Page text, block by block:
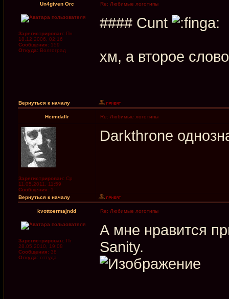
Un4given Orc Re: Любимые логотипы
Зарегистрирован: Пн
18.12.2006, 02:16
Сообщения: 159
Откуда: Волгоград
#### Cunt
хм, а второе
Вернуться к началу
Heimdallr Re: Любимые логотипы
Зарегистрирован: Ср
11.05.2011, 11:59
Сообщения: 1
Darkthrone
Вернуться к началу
kvottoermajndd Re: Любимые логотипы
Зарегистрирован: Пт
28.05.2010, 19:08
Сообщения: 38
Откуда: оттуда
А мне нравится
Sanity.